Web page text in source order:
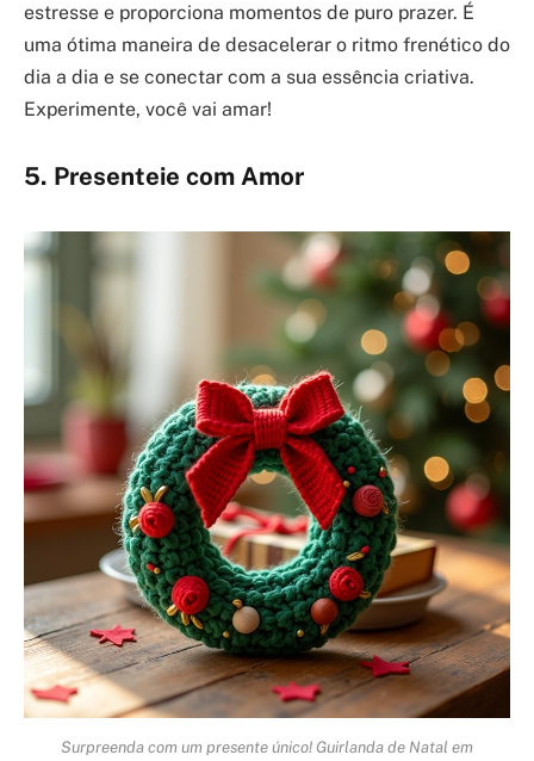
estresse e proporciona momentos de puro prazer. É
uma ótima maneira de desacelerar o ritmo frenético do
dia a dia e se conectar com a sua essência criativa.
Experimente, você vai amar!
5. Presenteie com Amor
Surpreenda com um presente único! Guirlanda de Natal em